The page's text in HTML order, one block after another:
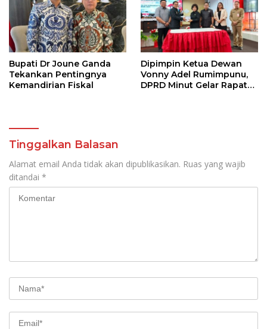
Bupati Dr Joune Ganda
Tekankan Pentingnya
Kemandirian Fiskal
Dipimpin Ketua Dewan
Vonny Adel Rumimpunu,
DPRD Minut Gelar Rapat
Tinggalkan Balasan
Alamat email Anda tidak akan dipublikasikan. Ruas yang wajib
ditandai *